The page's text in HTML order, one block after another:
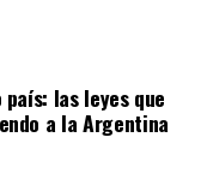
las leyes que
a la Argentina